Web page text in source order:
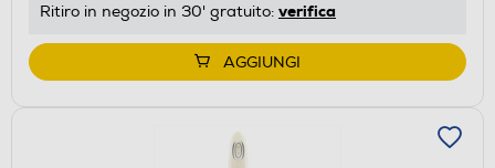
Ritiro in negozio in 30' gratuito: verifica
AGGIUNGI